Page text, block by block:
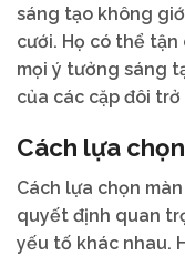
sáng tạo không
cưới. Họ có thể
mọi ý tưởng sáng
của các cặp đôi
Cách lựa
Cách lựa chọn
quyết định quan
yếu tố khác nhau.